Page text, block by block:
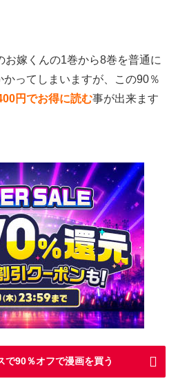
お嫁くんの1巻から8巻を普通に
ってしまいますが、この90％
円でお得に読む事が出来ます
90％オフで漫画を買う